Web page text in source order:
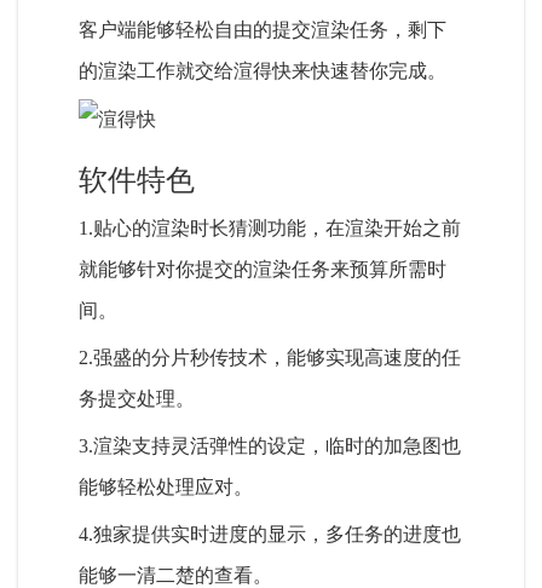
客户端能够轻松自由的提交渲染任务，剩下
的渲染工作就交给渲得快来快速替你完成。
软件特色
1.贴心的渲染时长猜测功能，在渲染开始之前
就能够针对你提交的渲染任务来预算所需时
间。
2.强盛的分片秒传技术，能够实现高速度的任
务提交处理。
3.渲染支持灵活弹性的设定，临时的加急图也
能够轻松处理应对。
4.独家提供实时进度的显示，多任务的进度也
能够一清二楚的查看。